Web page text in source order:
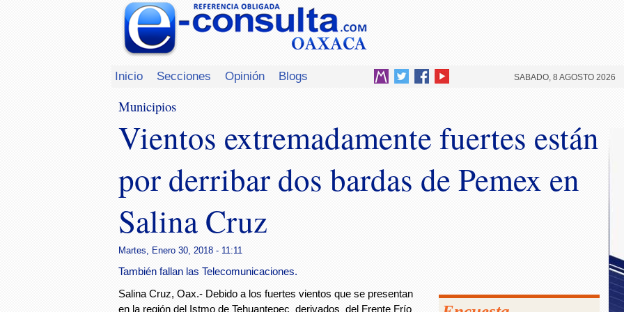
Inicio Secciones Opinión Blogs SABADO, 8 AGOSTO 2026
Municipios
Vientos extremadamente fuertes están
por derribar dos bardas de Pemex en
Salina Cruz
Martes, Enero 30, 2018 - 11:11
También fallan las Telecomunicaciones.
Salina Cruz, Oax.- Debido a los fuertes vientos que se presentan
en la región del Istmo de Tehuantepec derivados del Frente Frío